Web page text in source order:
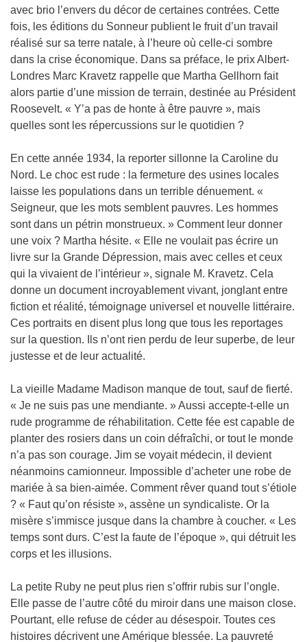
avec brio l’envers du décor de certaines contrées. Cette
fois, les éditions du Sonneur publient le fruit d’un travail
réalisé sur sa terre natale, à l’heure où celle-ci sombre
dans la crise économique. Dans sa préface, le prix Albert-
Londres Marc Kravetz rappelle que Martha Gellhorn fait
alors partie d’une mission de terrain, destinée au Président
Roosevelt. « Y’a pas de honte à être pauvre », mais
quelles sont les répercussions sur le quotidien ?
En cette année 1934, la reporter sillonne la Caroline du
Nord. Le choc est rude : la fermeture des usines locales
laisse les populations dans un terrible dénuement. «
Seigneur, que les mots semblent pauvres. Les hommes
sont dans un pétrin monstrueux. » Comment leur donner
une voix ? Martha hésite. « Elle ne voulait pas écrire un
livre sur la Grande Dépression, mais avec celles et ceux
qui la vivaient de l’intérieur », signale M. Kravetz. Cela
donne un document incroyablement vivant, jonglant entre
fiction et réalité, témoignage universel et nouvelle littéraire.
Ces portraits en disent plus long que tous les reportages
sur la question. Ils n’ont rien perdu de leur superbe, de leur
justesse et de leur actualité.
La vieille Madame Madison manque de tout, sauf de fierté.
« Je ne suis pas une mendiante. » Aussi accepte-t-elle un
rude programme de réhabilitation. Cette fée est capable de
planter des rosiers dans un coin défraîchi, or tout le monde
n’a pas son courage. Jim se voyait médecin, il devient
néanmoins camionneur. Impossible d’acheter une robe de
mariée à sa bien-aimée. Comment rêver quand tout s’étiole
? « Faut qu’on résiste », assène un syndicaliste. Or la
misère s’immisce jusque dans la chambre à coucher. « Les
temps sont durs. C’est la faute de l’époque », qui détruit les
corps et les illusions.
La petite Ruby ne peut plus rien s’offrir rubis sur l’ongle.
Elle passe de l’autre côté du miroir dans une maison close.
Pourtant, elle refuse de céder au désespoir. Toutes ces
histoires décrivent une Amérique blessée. La pauvreté